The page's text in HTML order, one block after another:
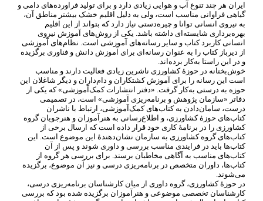
ایران هر چند تنوع آب و هوایی زیادی دارد و برای تولید فراوردههای دامی و
گیاهی فراوانی مناسب است، ولی به دلیل اقلیم خشک بیشتر مناطق آن،
به نیروی انسانی توانا و چیرهدستی نیاز دارد که بتواند از این اقلیم
بهرهبرداری شایسته ای داشته باشد. یکی از روشهای آموزش نیروی
انسانی کاربرد کتاب و سایر رسانههای آموزشی است. نظامهای آموزشی
از دیرباز کتاب را به عنوان رسانه ای برای آموزش دانش و فناوری برگزیده
و در این راستا بهکار برده اند.
خوشبختانه در حوزۀ کشاورزی ناشرین زیادی فعالیت دارند و مناسب
است این رسانه را برای آموزش کشتکاران و دامداران و دیگر شاغلان این
حوزه به درستی بهکار گرفت. «دفتر انتشارات کمکآموزشی» که یکی از
دفاتر «سازمان پژوهش و برنامهریزی آموزشی» است، در تصمیمی
درست، ساماندادن به کتابهای کمکآموزشی، ارتباط با ناشران
کتابهای حوزۀ کشاورزی، و اطلاعرسانی به هنرآموزان و هنرجویان گروه
کشاورزی را در برنامۀ کاری خود قرار داده است که ارسال برخی از
کتابهای گروه کشاورزی به سازمان نشاندهندۀ این موضوع است. این
کتابها باید در فرایندی مناسب بررسی و داوری شوند و پس از آن
کتابهای مناسب به آگاهی مخاطبان برسند. برای بررسی هر گروه از
کتابها، داوران متخصص در برنامهریزی درسی و نیز آن موضوع، برگزیده
میشوند.
در حوزۀ کشاورزی، گروه داوری از میان کارشناسان برنامهریزی درسی،
کارشناسان تخصصی موضوعی و هنرآموزان برگزیده شده بود که بررسی